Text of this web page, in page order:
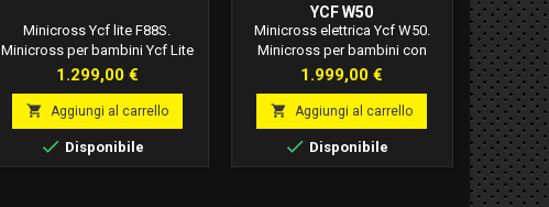
Minicross Ycf lite F88S.
Minicross per bambini Ycf Lite
F88S. Caratteristiche tecniche:
COMANDO GAS REGOLABILE.
MOTORE 88cc 4 MARCE
SEMIAUTOMATICO SENZA
FRIZIONE. SELLA RIBASSATA
COMPATIBILE. RUOTE 10 10
Prezzo
1.299,00 €
 Aggiungi al carrello
 Disponibile
YCF W50
Minicross elettrica Ycf W50.
Minicross per bambini con
motore elettrico. Caratteristiche
Ycf W50: Posizione velocità
regolabile. Motore brushless.
Manubrio anteriore posteriore
freno a disco. Batteria litio
1200w. Tempo di ricarica 4 ore.
Prezzo
1.999,00 €
 Aggiungi al carrello
 Disponibile